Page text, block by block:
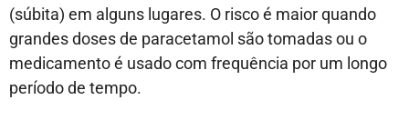
(súbita) em alguns lugares. O risco é maior quando
grandes doses de paracetamol são tomadas ou o
medicamento é usado com frequência por um longo
período de tempo.